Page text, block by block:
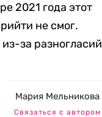
2021 года этот
не смог.
из-за разногласий
Мария Мельникова
Связаться с автором